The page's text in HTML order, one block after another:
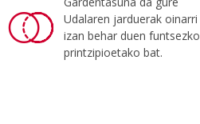
Udalaren jarduerak oinarri
izan behar duen funtsezko
printzipioetako bat.